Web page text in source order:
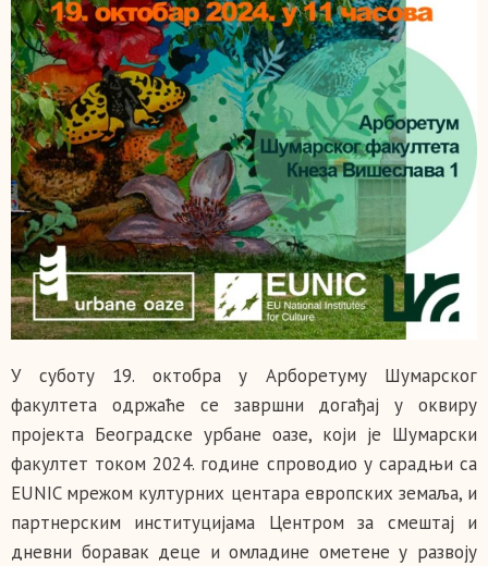
У суботу 19. октобра у Арборетуму Шумарског
факултета одржаће се завршни догађај у оквиру
пројекта Београдске урбане оазе, који је Шумарски
факултет током 2024. године спроводио у сарадњи са
EUNIC мрежом културних центара европских земаља, и
партнерским институцијама Центром за смештај и
дневни боравак деце и омладине ометене у развоју